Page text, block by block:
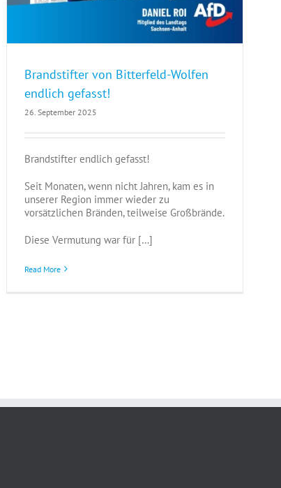
Brandstifter von Bitterfeld-Wolfen
endlich gefasst!
26. September 2025
Brandstifter endlich gefasst!
Seit Monaten, wenn nicht Jahren, kam es in
unserer Region immer wieder zu
vorsätzlichen Bränden, teilweise Großbrände.
Diese Vermutung war für […]
Read More